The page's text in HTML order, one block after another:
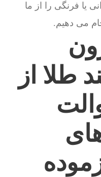
یا فرنگی را از ما
می دهیم.
طلا از